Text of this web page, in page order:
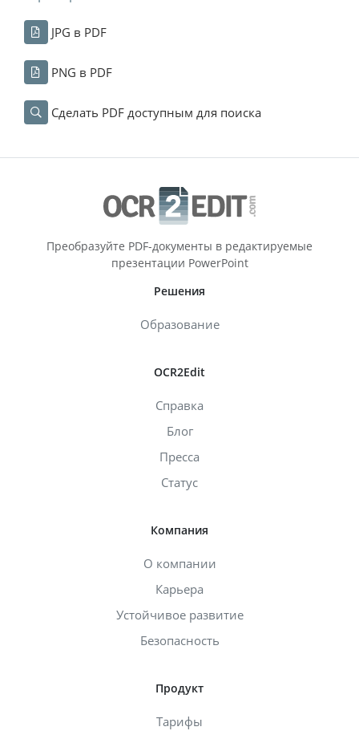
JPG в PDF
PNG в PDF
Сделать PDF доступным для поиска
Преобразуйте PDF-документы в редактируемые
презентации PowerPoint
Решения
Образование
OCR2Edit
Справка
Блог
Пресса
Статус
Компания
О компании
Карьера
Устойчивое развитие
Безопасность
Продукт
Тарифы